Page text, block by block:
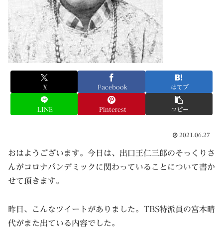
X Facebook はてブ
LINE Pinterest コピー
2021.06.27
おはようございます。今日は、出口王仁三郎のそっくりさ
んがコロナパンデミックに関わっていることについて書か
せて頂きます。
昨日、こんなツイートがありました。TBS特派員の宮本晴
代がまた出ている内容でした。